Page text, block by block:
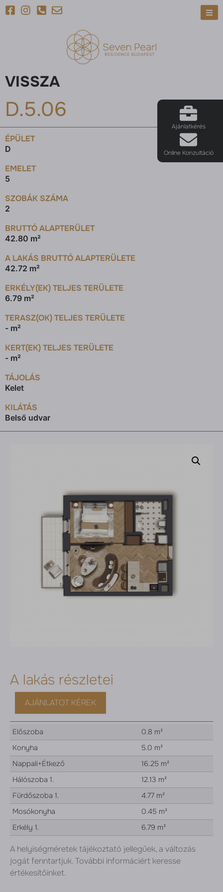
Ajánlatkérés
Online Konzultáció
VISSZA
D.5.06
ÉPÜLET
D
EMELET
5
SZOBÁK SZÁMA
2
BRUTTÓ ALAPTERÜLET
42.80 m²
A LAKÁS BRUTTÓ ALAPTERÜLETE
42.72 m²
ERKÉLY(EK) TELJES TERÜLETE
6.79 m²
TERASZ(OK) TELJES TERÜLETE
- m²
KERT(EK) TELJES TERÜLETE
- m²
TÁJOLÁS
Kelet
KILÁTÁS
Belső udvar
A lakás részletei
AJÁNLATOT KÉREK
Előszoba
0.8 m²
Konyha
5.0 m²
Nappali+Étkező
16.25 m²
Hálószoba 1.
12.13 m²
Fürdőszoba 1.
4.77 m²
Mosókonyha
0.45 m²
Erkély 1.
6.79 m²
A helyiségméretek tájékoztató jellegűek, a változás
jogát fenntartjuk. További informáciért keresse
értékesítőinket.